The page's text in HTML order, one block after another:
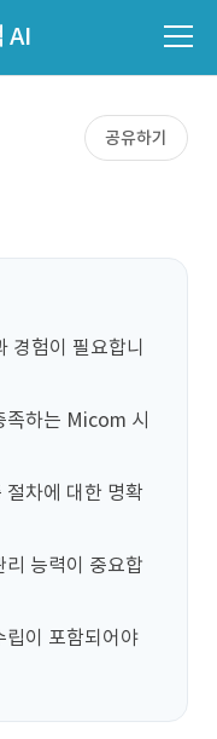
AI
공유하기
경험이 필요합니
족하는 Micom 시
차에 대한 명확
능력이 중요합
립이 포함되어야